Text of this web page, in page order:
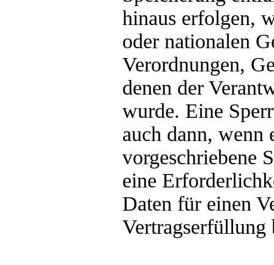
hinaus erfolgen,
oder nationalen
Verordnungen,
denen der
wurde. Eine
auch dann, wenn
vorgeschriebene
eine
Daten für einen
Vertragserfüllung